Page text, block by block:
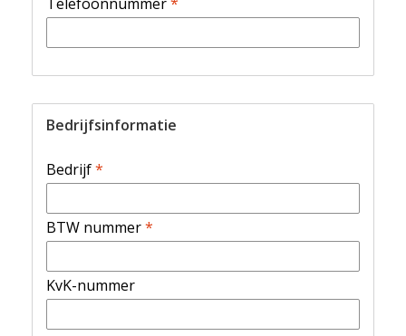
Bedrijfsinformatie
Bedrijf*
BTW nummer*
KvK-nummer